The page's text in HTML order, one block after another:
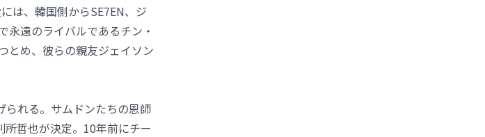
は、韓国側からSE7EN、ジ
永遠のライバルであるチン・
とめ、彼らの親友ジェイソン
られる。サムドンたちの恩師
哲也が決定。10年前にチー